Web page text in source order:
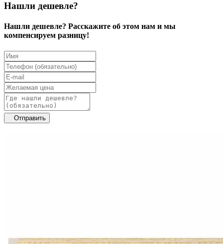
Нашли дешевле?
Нашли дешевле? Расскажите об этом нам и мы
компенсируем разницу!
Отправить